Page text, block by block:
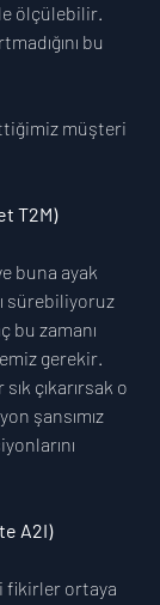
ölçülebilir.
bu
müşteri
T2M)
buna ayak
sürebiliyoruz
bu zamanı
gerekir.
çıkarırsak o
şansımız
A2I)
fikirler ortaya